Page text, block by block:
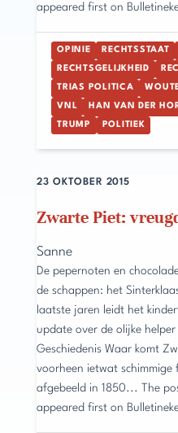
appeared first on
OPINIE RECHTSSTAAT
RECHTSGELIJKHEID
TRIAS POLITICA
VNL HAN VAN DER
TRUMP POLITIEK
Zwarte Piet:
23 OKTOBER 2015
Sanne
De pepernoten en
de schappen: het
laatste jaren leidt het
update over de olijke
Geschiedenis Waar komt
voorheen ietwat
afgebeeld in 1850... The
appeared first on